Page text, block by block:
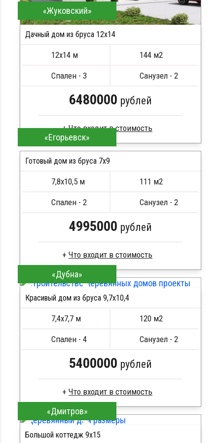
«Жуковский»
Дачный дом из бруса 12х14
12х14 м 144 м2
Спален - 3 Санузел - 2
6480000 рублей
Брус естественной влажности
Стропила, балки 50х200 мм
Метизы, саморезы, гвозди
Сборка на березовые нагеля, джут
ПОДРОБНЕЕ
«Егорьевск»
Готовый дом из бруса 7x9
7,8х10,5 м 111 м2
Спален - 2 Санузел - 2
4995000 рублей
Клееный брус
Стропила, балки 50х200 мм
Кровля металлочерепица
Сборка на березовые нагеля, джут
Металлические сваи 108 диаметр
ПОДРОБНЕЕ
«Дубна»
Красивый дом из бруса 9,7х10,4
7,4х7,7 м 120 м2
Спален - 4 Санузел - 2
5400000 рублей
Сухой брус
Стропила, балки 50х200 мм
Кровля металлочерепица
«Дмитров»
Большой коттедж 9х15